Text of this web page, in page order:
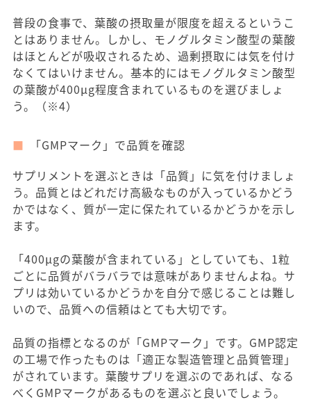
普段の食事で、葉酸の摂取量が限度を超えるというこ
とはありません。しかし、モノグルタミン酸型の葉酸
はほとんどが吸収されるため、過剰摂取には気を付け
なくてはいけません。基本的にはモノグルタミン酸型
の葉酸が400μg程度含まれているものを選びましょ
う。（※4）
「GMPマーク」で品質を確認
サプリメントを選ぶときは「品質」に気を付けましょ
う。品質とはどれだけ高級なものが入っているかどう
かではなく、質が一定に保たれているかどうかを示し
ます。
「400μgの葉酸が含まれている」としていても、1粒
ごとに品質がバラバラでは意味がありませんよね。サ
プリは効いているかどうかを自分で感じることは難し
いので、品質への信頼はとても大切です。
品質の指標となるのが「GMPマーク」です。GMP認定
の工場で作ったものは「適正な製造管理と品質管理」
がされています。葉酸サプリを選ぶのであれば、なる
べくGMPマークがあるものを選ぶと良いでしょう。